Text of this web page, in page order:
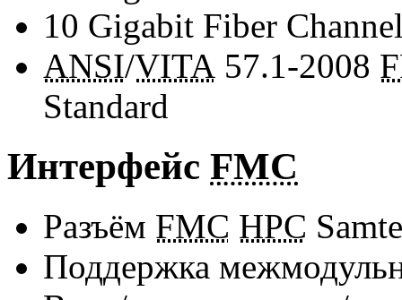
10 Gigabit Fiber
ANSI/VITA 57.1-2008
Standard
Интерфейс FMC
Разъём FMC HPC
Поддержка